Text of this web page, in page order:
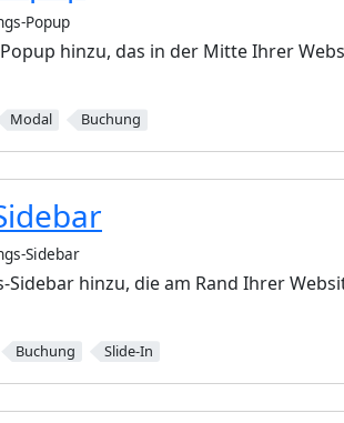
Popup
hinzu, das in der Mitte Ihrer
Modal Buchung
Sidebar
Sidebar hinzu, die am Rand Ihrer
Buchung Slide-In